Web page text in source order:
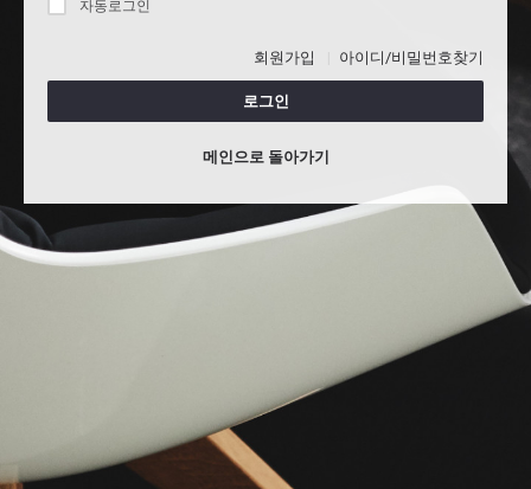
자동로그인
회원가입 아이디/비밀번호찾기
로그인
메인으로 돌아가기